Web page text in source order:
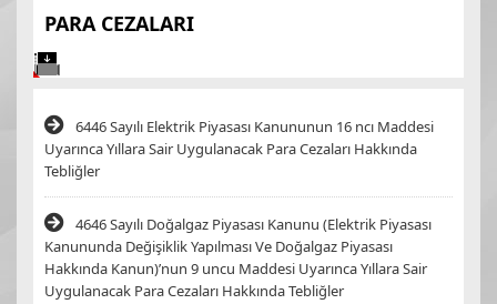
PARA CEZALARI
6446 Sayılı Elektrik Piyasası Kanununun 16 ncı Maddesi
Uyarınca Yıllara Sair Uygulanacak Para Cezaları Hakkında
Tebliğler
4646 Sayılı Doğalgaz Piyasası Kanunu (Elektrik Piyasası
Kanununda Değişiklik Yapılması Ve Doğalgaz Piyasası
Hakkında Kanun)’nun 9 uncu Maddesi Uyarınca Yıllara Sair
Uygulanacak Para Cezaları Hakkında Tebliğler